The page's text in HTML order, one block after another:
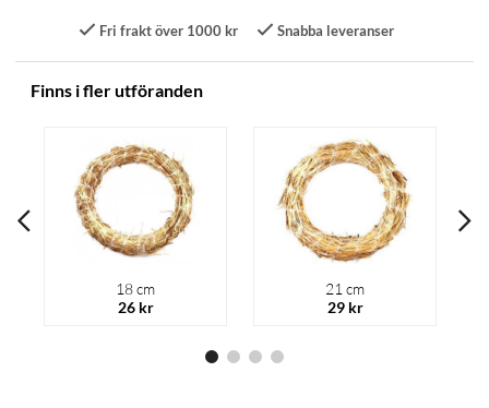
Fri frakt över 1000 kr Snabba leveranser
Finns i fler utföranden
18 cm
26 kr
21 cm
29 kr